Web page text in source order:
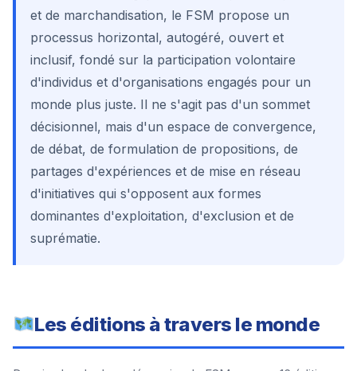
et de marchandisation, le FSM propose un
processus horizontal, autogéré, ouvert et
inclusif, fondé sur la participation volontaire
d'individus et d'organisations engagés pour un
monde plus juste. Il ne s'agit pas d'un sommet
décisionnel, mais d'un espace de convergence,
de débat, de formulation de propositions, de
partages d'expériences et de mise en réseau
d'initiatives qui s'opposent aux formes
dominantes d'exploitation, d'exclusion et de
suprématie.
Les éditions à travers le monde